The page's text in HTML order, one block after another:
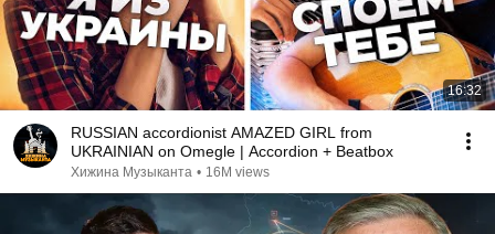
16:32
RUSSIAN accordionist AMAZED GIRL from
UKRAINIAN on Omegle | Accordion + Beatbox
Хижина Музыканта • 16M views